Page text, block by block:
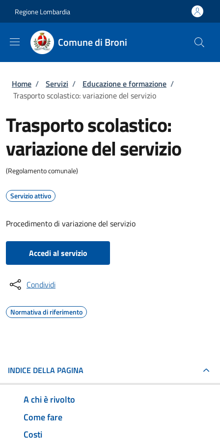
Regione Lombardia
Comune di Broni
Briciole di pane
Home / Servizi / Educazione e formazione /
Trasporto scolastico: variazione del servizio
Trasporto scolastico:
variazione del servizio
(Regolamento comunale)
Servizio attivo
Procedimento di variazione del servizio
Accedi al servizio
Condividi
Normativa di riferimento
INDICE DELLA PAGINA
A chi è rivolto
Come fare
Costi